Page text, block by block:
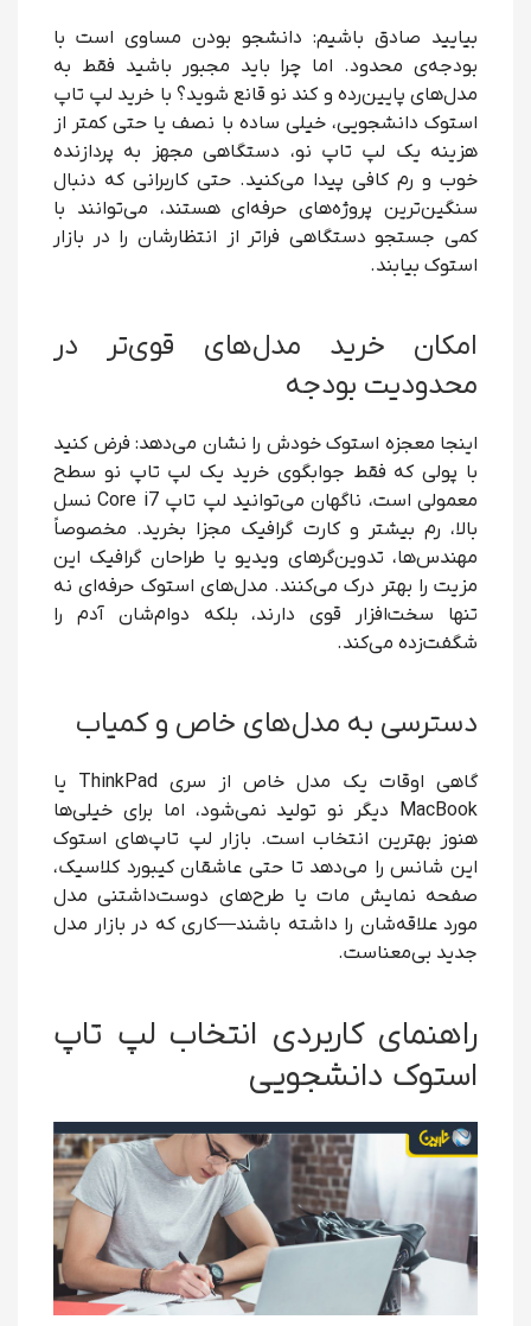
بیایید صادق باشیم: دانشجو بودن مساوی است با
بودجه‌ی محدود. اما چرا باید مجبور باشید فقط به
مدل‌های پایین‌رده و کند نو قانع شوید؟ با خرید لپ تاپ
استوک دانشجویی، خیلی ساده با نصف یا حتی کمتر از
هزینه یک لپ تاپ نو، دستگاهی مجهز به پردازنده
خوب و رم کافی پیدا می‌کنید. حتی کاربرانی که دنبال
سنگین‌ترین پروژه‌های حرفه‌ای هستند، می‌توانند با
کمی جستجو دستگاهی فراتر از انتظارشان را در بازار
استوک بیابند.
امکان خرید مدل‌های قوی‌تر در
محدودیت بودجه
اینجا معجزه استوک خودش را نشان می‌دهد: فرض کنید
با پولی که فقط جوابگوی خرید یک لپ تاپ نو سطح
معمولی است، ناگهان می‌توانید لپ تاپ Core i7 نسل
بالا، رم بیشتر و کارت گرافیک مجزا بخرید. مخصوصاً
مهندس‌ها، تدوین‌گرهای ویدیو یا طراحان گرافیک این
مزیت را بهتر درک می‌کنند. مدل‌های استوک حرفه‌ای نه
تنها سخت‌افزار قوی دارند، بلکه دوام‌شان آدم را
شگفت‌زده می‌کند.
دسترسی به مدل‌های خاص و کمیاب
گاهی اوقات یک مدل خاص از سری ThinkPad یا
MacBook دیگر نو تولید نمی‌شود، اما برای خیلی‌ها
هنوز بهترین انتخاب است. بازار لپ تاپ‌های استوک
این شانس را می‌دهد تا حتی عاشقان کیبورد کلاسیک،
صفحه نمایش مات یا طرح‌های دوست‌داشتنی مدل
مورد علاقه‌شان را داشته باشند—کاری که در بازار مدل
جدید بی‌معناست.
راهنمای کاربردی انتخاب لپ تاپ
استوک دانشجویی